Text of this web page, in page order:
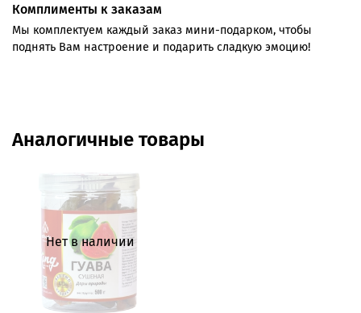
Комплименты к заказам
Мы комплектуем каждый заказ мини-подарком, чтобы
поднять Вам настроение и подарить сладкую эмоцию!
Аналогичные товары
Нет в наличии